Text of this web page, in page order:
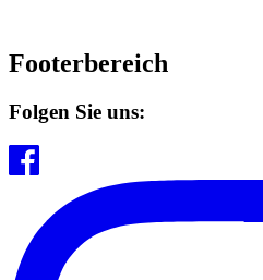
Footerbereich
Folgen Sie uns: